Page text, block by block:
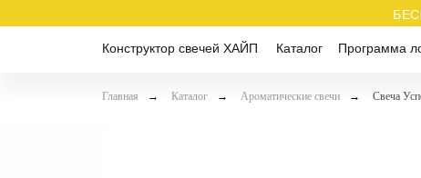
Конструктор свечей ХАЙП Каталог Программа
Главная → Каталог → Ароматические свечи → Свеча